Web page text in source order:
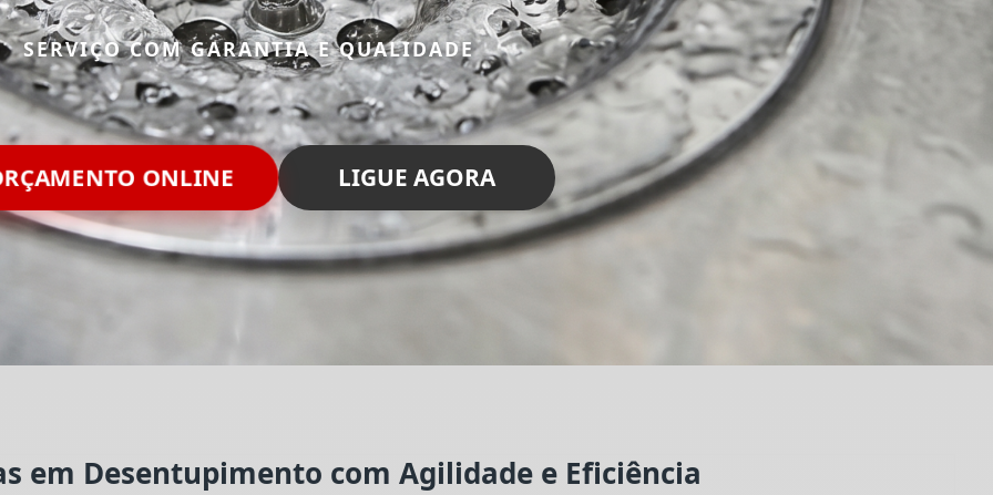
SERVIÇO COM GARANTIA E QUALIDADE
ONLINE LIGUE AGORA
em Desentupimento com Agilidade e Eficiência